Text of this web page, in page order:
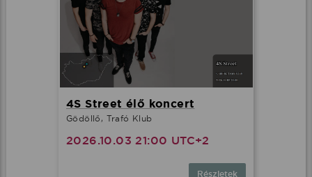
4S Street élő koncert
Gödöllő, Trafó Klub
2026.10.03 21:00 UTC+2
Részletek